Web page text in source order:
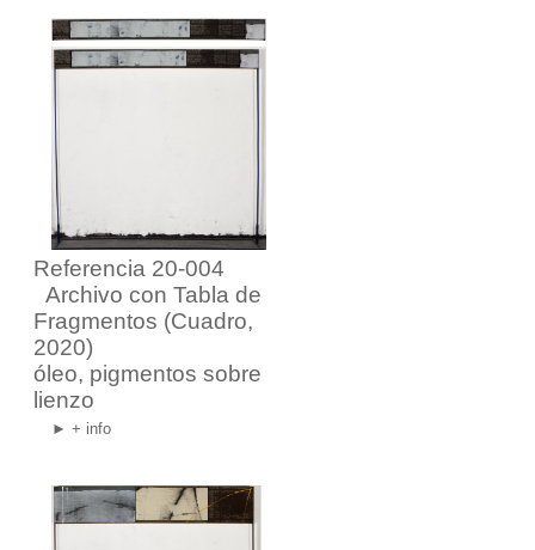
Referencia 20-004
Archivo con Tabla de
Fragmentos (Cuadro,
2020)
óleo, pigmentos sobre
lienzo
► + info